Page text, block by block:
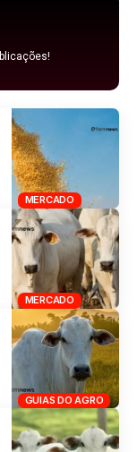
MERCADO
MERCADO
GUIAS DO AGRO